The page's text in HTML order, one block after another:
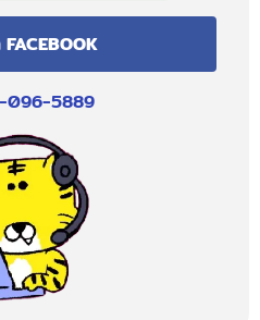
096-5889